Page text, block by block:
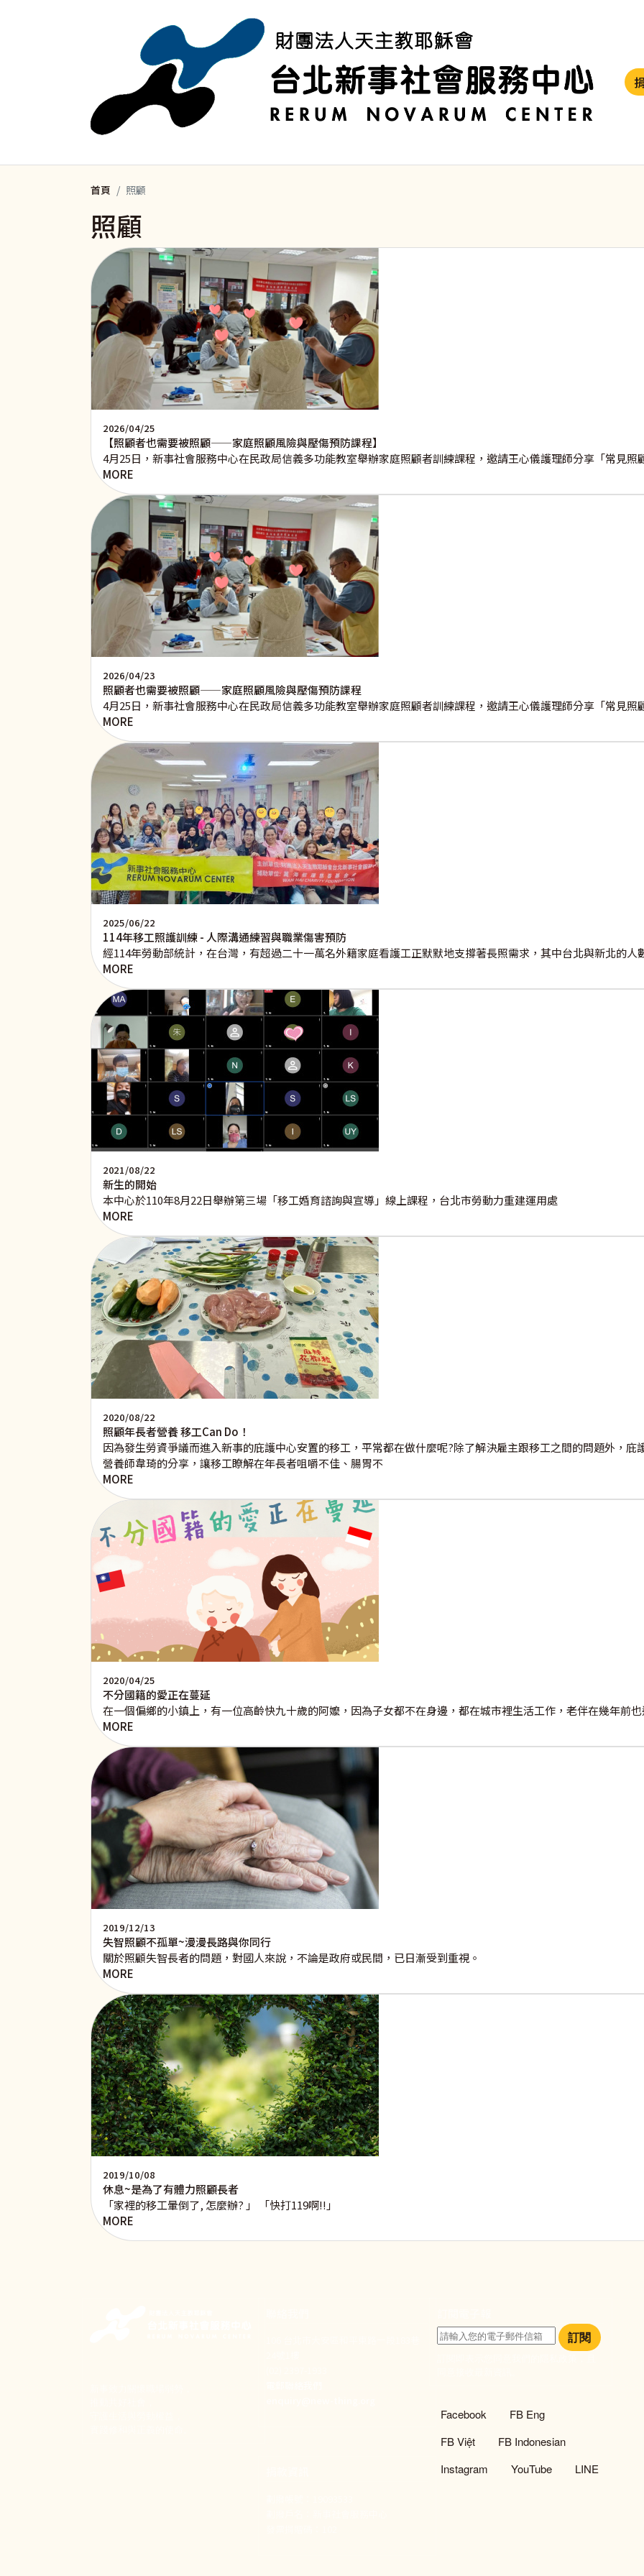
首頁 照顧
照顧
2026/04/25
【照顧者也需要被照顧——家庭照顧風險與壓傷預防課程】
4月25日，新事社會服務中心在民政局信義多功能教室舉辦家庭照顧者訓練課程，邀請王心儀護理師分享「常見照
MORE
2026/04/23
照顧者也需要被照顧——家庭照顧風險與壓傷預防課程
4月25日，新事社會服務中心在民政局信義多功能教室舉辦家庭照顧者訓練課程，邀請王心儀護理師分享「常見照
MORE
2025/06/22
114年移工照護訓練 - 人際溝通練習與職業傷害預防
經114年勞動部統計，在台灣，有超過二十一萬名外籍家庭看護工正默默地支撐著長照需求，其中台北與新北的人
MORE
2021/08/22
新生的開始
本中心於110年8月22日舉辦第三場「移工婚育諮詢與宣導」線上課程，台北市勞動力重建運用處
MORE
2020/08/22
照顧年長者營養 移工Can Do！
因為發生勞資爭議而進入新事的庇護中心安置的移工，平常都在做什麼呢?除了解決雇主跟移工之間的問題外，
營養師韋琦的分享，讓移工瞭解在年長者咀嚼不佳、腸胃不
MORE
2020/04/25
不分國籍的愛正在蔓延
在一個偏鄉的小鎮上，有一位高齡快九十歲的阿嬤，因為子女都不在身邊，都在城市裡生活工作，老伴在幾年前
MORE
2019/12/13
失智照顧不孤單~漫漫長路與你同行
關於照顧失智長者的問題，對國人來說，不論是政府或民間，已日漸受到重視。
MORE
2019/10/08
休息~是為了有體力照顧長者
「家裡的移工暈倒了, 怎麼辦? 」 「快打119啊!!」
MORE
訂閱
社群選單
Facebook
FB Eng
FB Việt
FB Indonesian
Instagram
YouTube LINE